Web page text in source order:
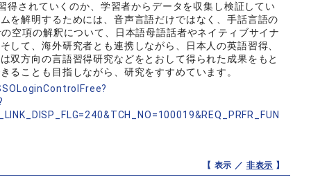
されていくのか、学習者からデータを収集し検証してい
を解明するためには、音声言語だけではなく、手話言語の
空項の解釈について、日本語母語話者やネイティブサイナ
して、海外研究者とも連携しながら、日本人の英語習得、
双方向の言語習得研究などをとおして得られた成果をもと
ることも目指しながら、研究をすすめています。
【 表示 ／ 非表示 】